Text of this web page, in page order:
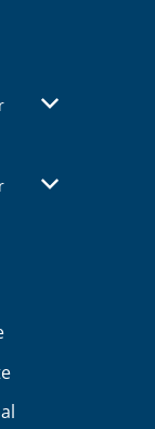
oderVon 07:30 bis
oderVon 07:30 bis